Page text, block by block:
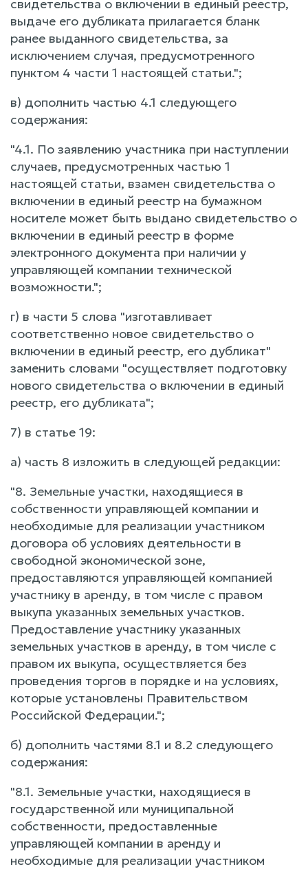
свидетельства о включении в единый реестр,
выдаче его дубликата прилагается бланк
ранее выданного свидетельства, за
исключением случая, предусмотренного
пунктом 4 части 1 настоящей статьи.";
в) дополнить частью 4.1 следующего
содержания:
"4.1. По заявлению участника при наступлении
случаев, предусмотренных частью 1
настоящей статьи, взамен свидетельства о
включении в единый реестр на бумажном
носителе может быть выдано свидетельство о
включении в единый реестр в форме
электронного документа при наличии у
управляющей компании технической
возможности.";
г) в части 5 слова "изготавливает
соответственно новое свидетельство о
включении в единый реестр, его дубликат"
заменить словами "осуществляет подготовку
нового свидетельства о включении в единый
реестр, его дубликата";
7) в статье 19:
а) часть 8 изложить в следующей редакции:
"8. Земельные участки, находящиеся в
собственности управляющей компании и
необходимые для реализации участником
договора об условиях деятельности в
свободной экономической зоне,
предоставляются управляющей компанией
участнику в аренду, в том числе с правом
выкупа указанных земельных участков.
Предоставление участнику указанных
земельных участков в аренду, в том числе с
правом их выкупа, осуществляется без
проведения торгов в порядке и на условиях,
которые установлены Правительством
Российской Федерации.";
б) дополнить частями 8.1 и 8.2 следующего
содержания:
"8.1. Земельные участки, находящиеся в
государственной или муниципальной
собственности, предоставленные
управляющей компании в аренду и
необходимые для реализации участником